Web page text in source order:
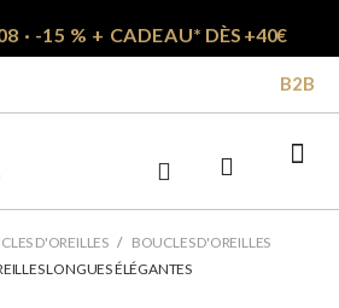
· -15 % + CADEAU* DÈS +40€
B2B
D'OREILLES
BOUCLES D'OREILLES
LONGUES ÉLÉGANTES